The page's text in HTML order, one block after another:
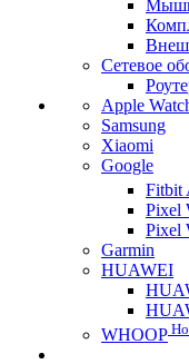
Сетевое
Apple
Samsung
Xiaomi
Google
Fitbit
Pixel
Pixel
Garmin
HUAWEI
WHOOP